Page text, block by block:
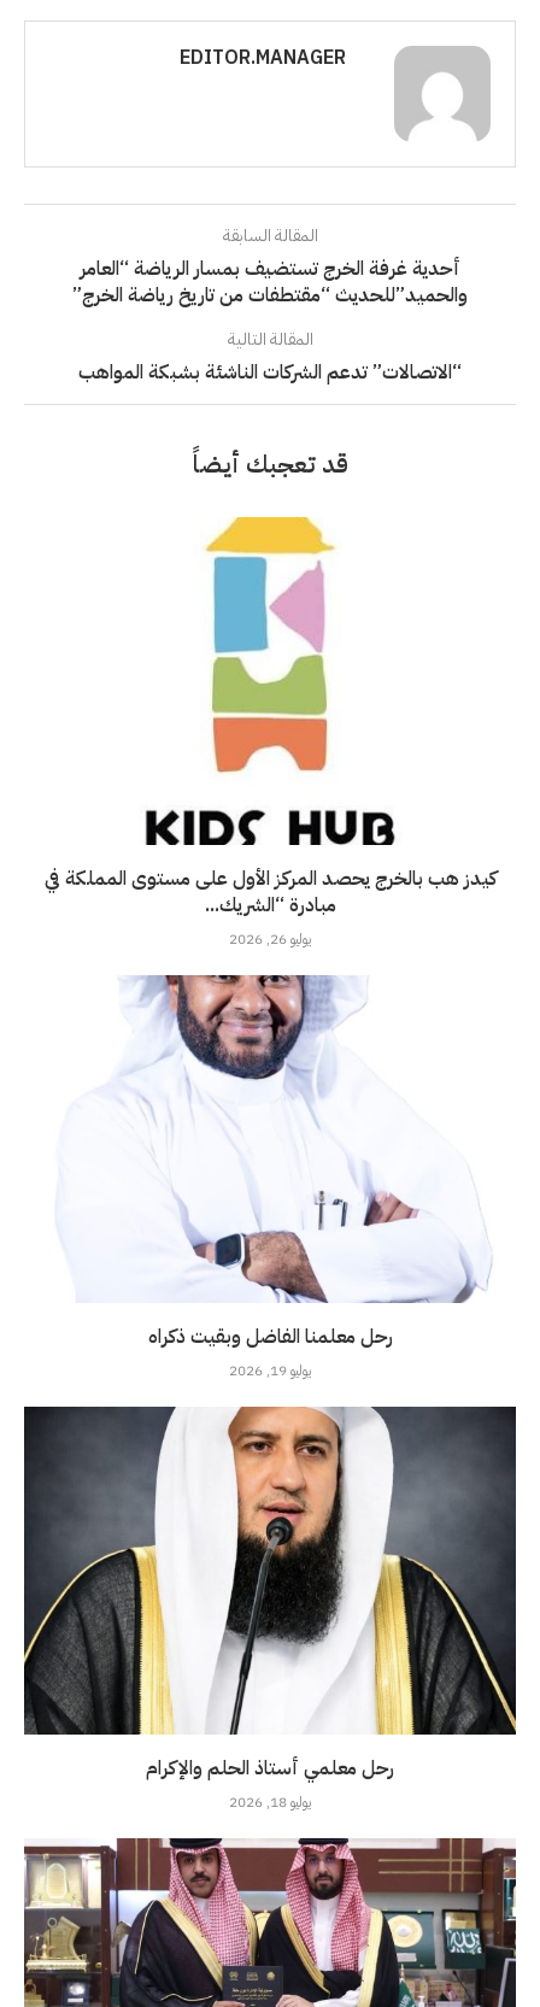
EDITOR.MANAGER
المقالة السابقة
أحدية غرفة الخرج تستضيف بمسار الرياضة “العامر
والحميد”للحديث “مقتطفات من تاريخ رياضة الخرج”
المقالة التالية
“الاتصالات” تدعم الشركات الناشئة بشبكة المواهب
قد تعجبك أيضاً
كيدز هب بالخرج يحصد المركز الأول على مستوى المملكة في
مبادرة “الشريك...
يوليو 26, 2026
رحل معلمنا الفاضل وبقيت ذكراه
يوليو 19, 2026
رحل معلمي أستاذ الحلم والإكرام
يوليو 18, 2026